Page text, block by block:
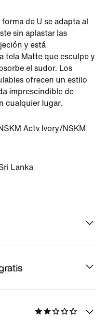
de U se adapta al
sin aplastar las
y está
tela Matte que esculpe y
el sudor. Los
ofrecen un estilo
imprescindible de
cualquier lugar.
Actv Ivory/NSKM
Lanka